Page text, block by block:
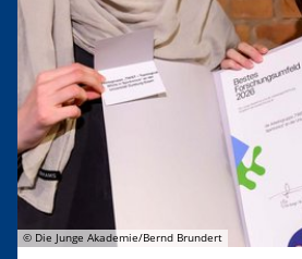
© Die Junge Akademie/Bernd Brundert